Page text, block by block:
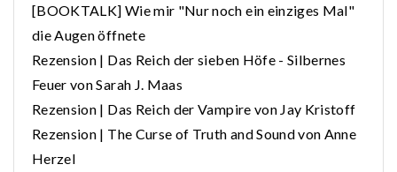
[BOOKTALK] Wie mir "Nur noch ein einziges Mal"
die Augen öffnete
Rezension | Das Reich der sieben Höfe - Silbernes
Feuer von Sarah J. Maas
Rezension | Das Reich der Vampire von Jay Kristoff
Rezension | The Curse of Truth and Sound von Anne
Herzel